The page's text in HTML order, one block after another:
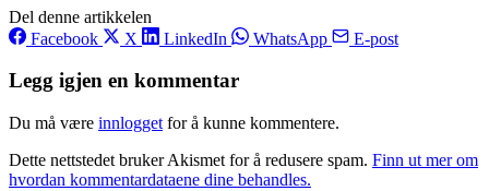
Del denne artikkelen
Facebook
X LinkedIn WhatsApp E-post
Legg igjen en kommentar
Du må være innlogget for å kunne kommentere.
Dette nettstedet bruker Akismet for å redusere spam. Finn ut mer om
hvordan kommentardataene dine behandles.